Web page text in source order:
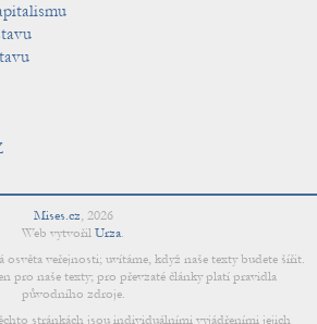
Mises.cz, 2026
Web vytvořil Urza.
osvěta veřejnosti; uvítáme, když naše texty budete šířit.
pro naše texty; pro převzaté články platí pravidla
původního zdroje.
stránkách jsou individuálními vyjádřeními jejich